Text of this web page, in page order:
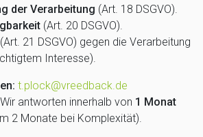
der Verarbeitung (Art. 18 DSGVO).
(Art. 20 DSGVO).
(Art. 21 DSGVO) gegen die Verarbeitung
Interesse).
t.plock@vreedback.de
Wir antworten innerhalb von 1 Monat
2 Monate bei Komplexität).